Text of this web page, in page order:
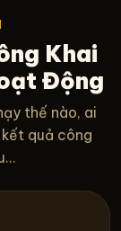
Khai
Động
thế nào, ai
quả công